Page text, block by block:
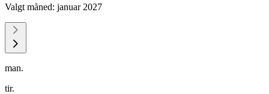
Valgt måned: januar 2027
man.
tir.